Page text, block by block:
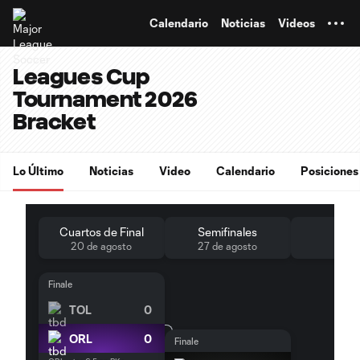
Calendario Noticias Videos
Leagues Cup
Tournament 2026
Bracket
Lo Último Noticias Video Calendario Posiciones
Cuartos de Final
20 de agosto
Semifinales
27 de agosto
Finale
TOL 0
ORL 0 Finale